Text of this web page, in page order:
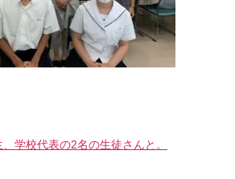
学校代表の2名の生徒さんと。